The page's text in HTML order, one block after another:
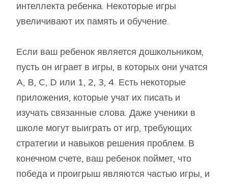
интеллекта ребенка. Некоторые игры
увеличивают их память и обучение.
Если ваш ребенок является дошкольником,
пусть он играет в игры, в которых они учатся
A, B, C, D или 1, 2, 3, 4. Есть некоторые
приложения, которые учат их писать и
изучать связанные слова. Даже ученики в
школе могут выиграть от игр, требующих
стратегии и навыков решения проблем. В
конечном счете, ваш ребенок поймет, что
победа и проигрыш являются частью игры, и